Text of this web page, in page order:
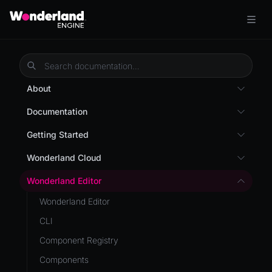
About
Overview
WebXR Development
Features
Editor
Optimizations
Roadmap
Documentation
Custom Shaders
Getting Started
Getting Started
Wonderland Cloud
Introduction
Servers
Pages
Cloud APIs
Subscriptions
Wonderland Editor
Wonderland Editor
CLI
Component Registry
Components